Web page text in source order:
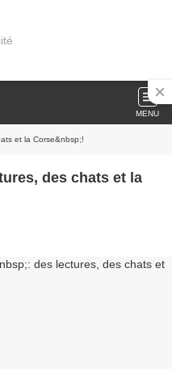
MENU
et la Corse&nbsp;!
des chats et la